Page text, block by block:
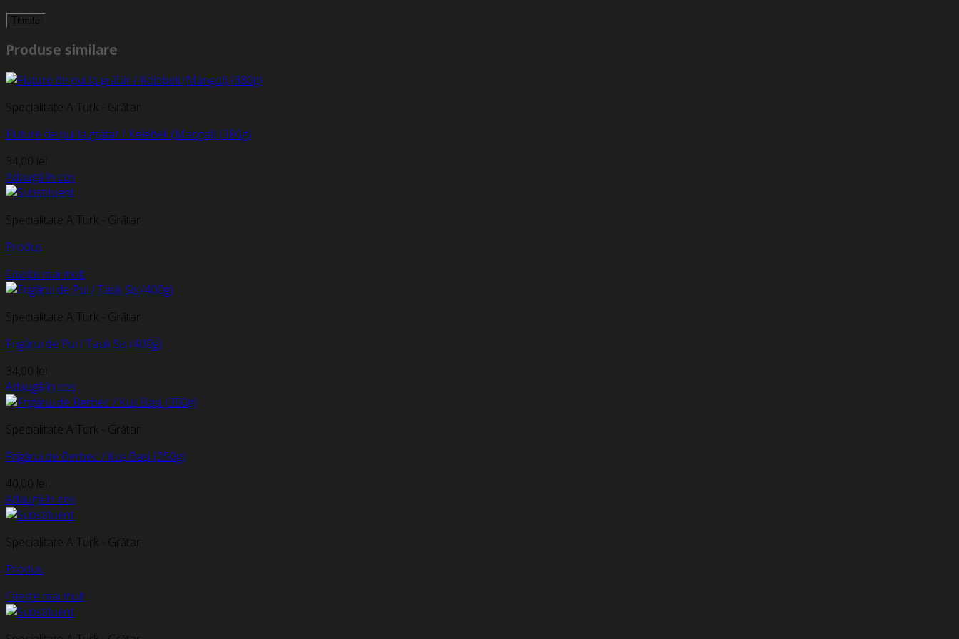
Produse similare
Specialitate A Turk - Grătar
Fluture de pui la grătar / Kelebek (Mangal) (380g)
34,00 lei
Adaugă în coș
Specialitate A Turk - Grătar
Produs
Citește mai mult
Specialitate A Turk - Grătar
Frigărui de Pui / Tauk Șiș (400g)
34,00 lei
Adaugă în coș
Specialitate A Turk - Grătar
Frigărui de Berbec / Kuș Bași (350g)
40,00 lei
Adaugă în coș
Specialitate A Turk - Grătar
Produs
Citește mai mult